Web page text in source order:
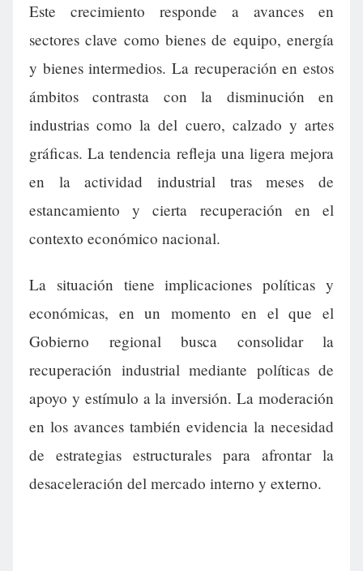
Este crecimiento responde a avances en
sectores clave como bienes de equipo, energía
y bienes intermedios. La recuperación en estos
ámbitos contrasta con la disminución en
industrias como la del cuero, calzado y artes
gráficas. La tendencia refleja una ligera mejora
en la actividad industrial tras meses de
estancamiento y cierta recuperación en el
contexto económico nacional.
La situación tiene implicaciones políticas y
económicas, en un momento en el que el
Gobierno regional busca consolidar la
recuperación industrial mediante políticas de
apoyo y estímulo a la inversión. La moderación
en los avances también evidencia la necesidad
de estrategias estructurales para afrontar la
desaceleración del mercado interno y externo.